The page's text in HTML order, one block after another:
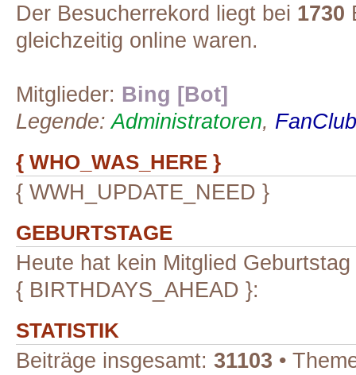
Der Besucherrekord liegt bei 1730
gleichzeitig online waren.
Mitglieder: Bing [Bot]
Legende:Administratoren,
{ WHO_WAS_HERE }
{ WWH_UPDATE_NEED }
GEBURTSTAGE
Heute hat kein Mitglied Geburtstag
{ BIRTHDAYS_AHEAD }:
STATISTIK
Beiträge insgesamt: 31103 •